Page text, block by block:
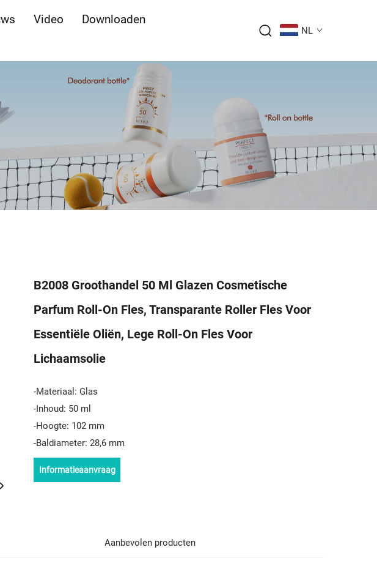
Video
Downloaden
NL
B2008 Groothandel 50 Ml Glazen Cosmetische
Parfum Roll-On Fles, Transparante Roller Fles Voor
Essentiële Oliën, Lege Roll-On Fles Voor
Lichaamsolie
-Materiaal: Glas
-Inhoud: 50 ml
-Hoogte: 102 mm
-Baldiameter: 28,6 mm
Informatieaanvraag
Aanbevolen producten